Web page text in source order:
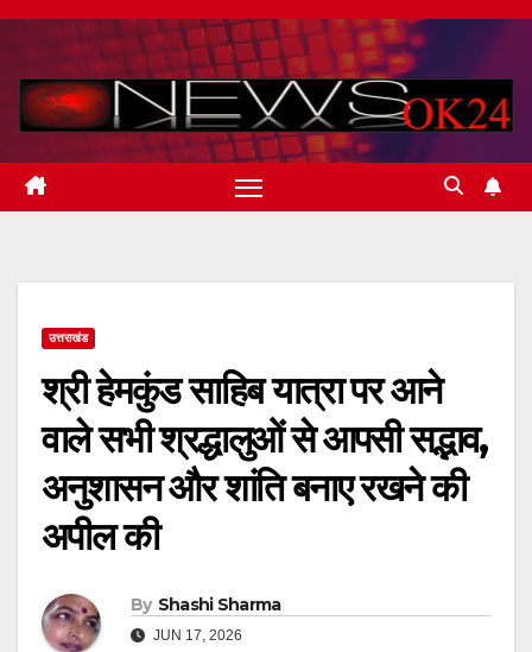
Skip
content
उत्तराखंड
श्री हेमकुंड साहिब यात्रा पर आने
वाले सभी श्रद्धालुओं से आपसी सद्भाव,
अनुशासन और शांति बनाए रखने की
अपील की
By Shashi Sharma
JUN 17, 2026